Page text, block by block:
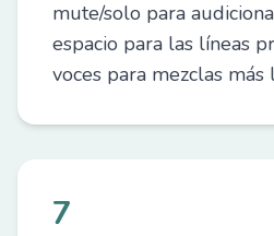
mute/solo para
espacio para las líneas
voces para mezclas más
7